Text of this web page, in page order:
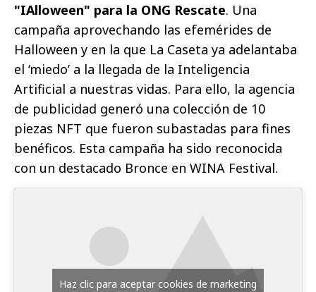
"IAlloween" para la ONG Rescate. Una
campaña aprovechando las efemérides de
Halloween y en la que La Caseta ya adelantaba
el ‘miedo’ a la llegada de la Inteligencia
Artificial a nuestras vidas. Para ello, la agencia
de publicidad generó una colección de 10
piezas NFT que fueron subastadas para fines
benéficos. Esta campaña ha sido reconocida
con un destacado Bronce en WINA Festival.
Haz clic para aceptar cookies de marketing